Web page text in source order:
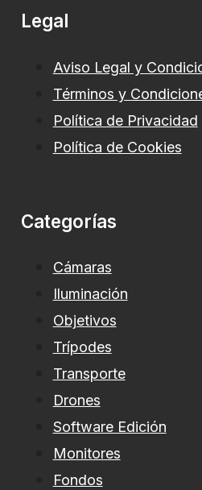
Legal
Aviso Legal y
Términos y
Política de Privacidad
Política de Cookies
Categorías
Cámaras
Iluminación
Objetivos
Trípodes
Transporte
Drones
Software Edición
Monitores
Fondos